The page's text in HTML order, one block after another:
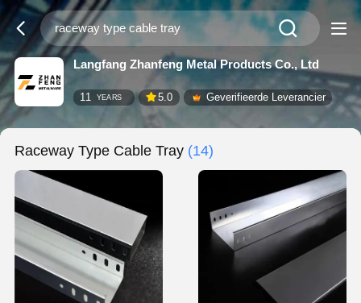
Langfang Zhanfeng Metal Products Co., Ltd
11 YEARS 5.0 Geverifieerde Leverancier
Raceway Type Cable Tray (14)